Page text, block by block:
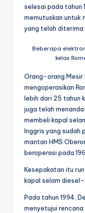
selesai pada tahun
memutuskan untuk
yang telah diterima
Beberapa
kelas
Orang-orang
mengoperasikan
lebih dari 25 tahun
juga telah
membeli kapal
Inggris yang sudah
mantan HMS
beroperasi pada
Kesepakatan itu
kapal selam diesel-
Pada tahun 1994,
menyetujui